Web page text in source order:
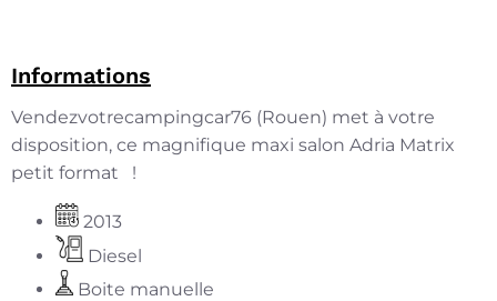
Informations
Vendezvotrecampingcar76 (Rouen) met à votre
disposition, ce magnifique maxi salon Adria Matrix
petit format !
2013
Diesel
Boite manuelle